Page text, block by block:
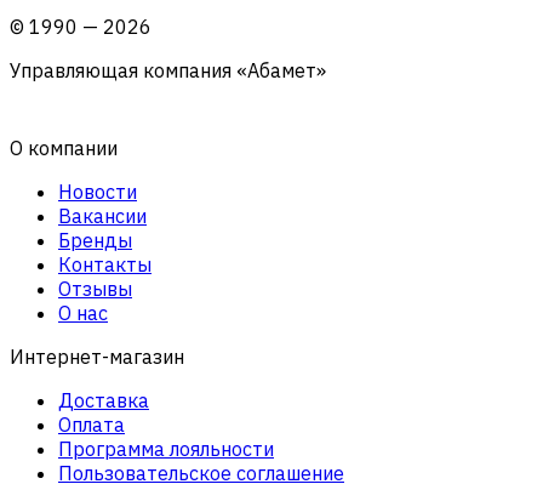
© 1990 — 2026
Управляющая компания «Абамет»
О компании
Новости
Вакансии
Бренды
Контакты
Отзывы
О нас
Интернет-магазин
Доставка
Оплата
Программа лояльности
Пользовательское соглашение